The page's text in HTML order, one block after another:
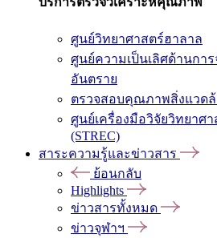
ศูนย์วิทยาศาสตร์ฮาลาล
ศูนย์ความเป็นเลิศด้านกา
อันตราย
ตรวจสอบคุณภาพสิ่งแวด
ศูนย์เครื่องมือวิจัยวิทยาศ
(STREC)
สาระความรู้และข่าวสาร
ย้อนกลับ
Highlights
ข่าวสารทั้งหมด
ข่าวจุฬาฯ